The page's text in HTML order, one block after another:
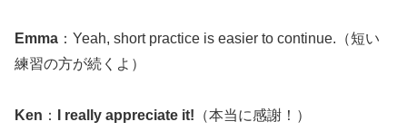
Emma ：Yeah, short practice is easier to continue.（短い
練習の方が続くよ）
Ken ： I really appreciate it! （本当に感謝！）